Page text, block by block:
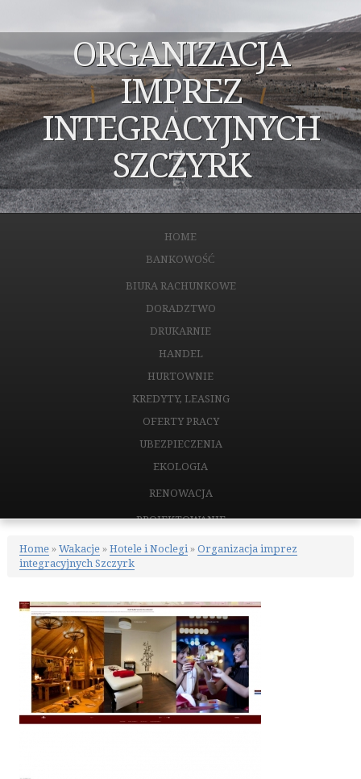
ORGANIZACJA
IMPREZ
INTEGRACYJNYCH
SZCZYRK
HOME
BANKOWOŚĆ
BIURA RACHUNKOWE
DORADZTWO
DRUKARNIE
HANDEL
HURTOWNIE
KREDYTY, LEASING
OFERTY PRACY
UBEZPIECZENIA
EKOLOGIA
RENOWACJA
PROJEKTOWANIE
REMONTY, ELEKTRYK, HYDRAULIK
MATERIAŁY BUDOWLANE
DRZWI I OKNA
KLIMATYZACJA I WENTYLACJA
NIERUCHOMOŚCI, DZIAŁKI
DOMY, MIESZKANIA
CERTYFIKATY
Home» Wakacje» Hotele i Noclegi» Organizacja imprez
integracyjnych Szczyrk